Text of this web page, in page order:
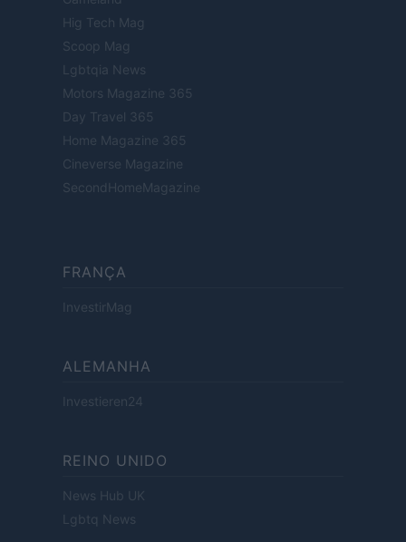
Hig Tech Mag
Scoop Mag
Lgbtqia News
Motors Magazine 365
Day Travel 365
Home Magazine 365
Cineverse Magazine
SecondHomeMagazine
FRANÇA
InvestirMag
ALEMANHA
Investieren24
REINO UNIDO
News Hub UK
Lgbtq News